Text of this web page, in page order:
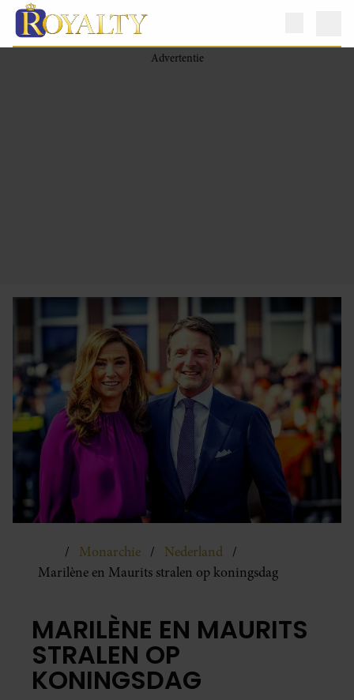
Monarchie
Nederland
Marilène en Maurits stralen op koningsdag
MARILÈNE EN MAURITS
STRALEN OP
KONINGSDAG